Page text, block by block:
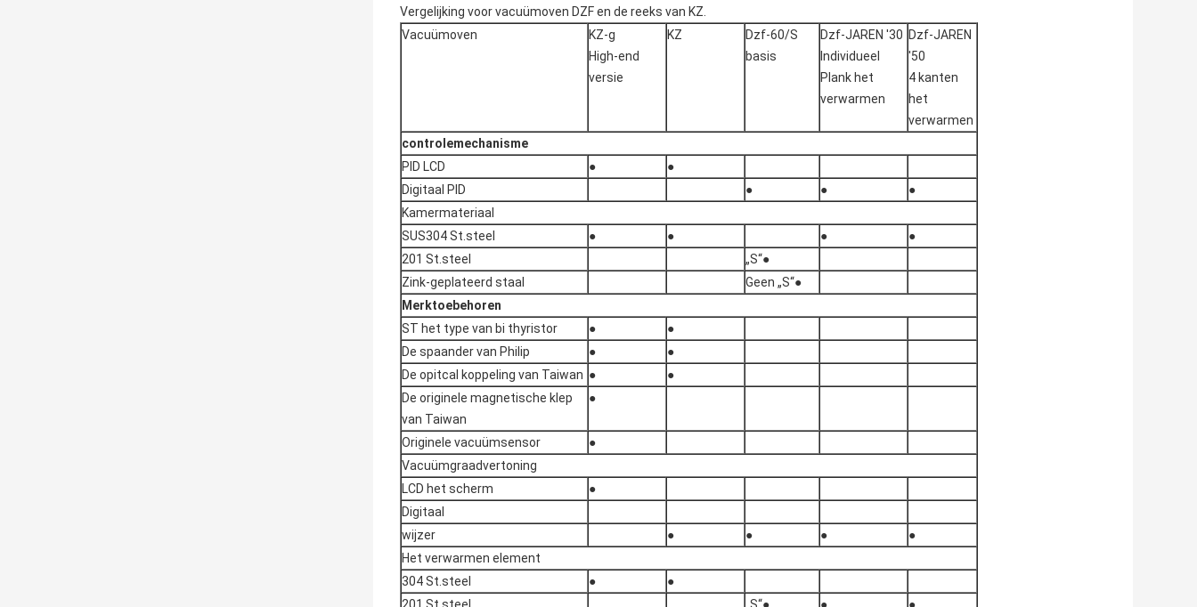
Vergelijking voor vacuümoven DZF en de reeks van KZ.
Vacuümoven
KZ-g
High-end
versie
KZ
Dzf-60/S
basis
Dzf-JAREN '30
Individueel
Plank het
verwarmen
Dzf-JAREN
'50
4 kanten
het
verwarmen
controlemechanisme
PID LCD
●
●
Digitaal PID
● ●
●
Kamermateriaal
SUS304 St.steel
● ● ●
●
201 St.steel
„S“●
Zink-geplateerd staal
Geen „S“●
Merktoebehoren
ST het type van bi thyristor
●
●
De spaander van Philip
●
●
De opitcal koppeling van Taiwan ●
●
De originele magnetische klep
van Taiwan
●
Originele vacuümsensor
●
Vacuümgraadvertoning
LCD het scherm
●
Digitaal
wijzer
● ● ●
●
Het verwarmen element
304 St.steel
●
●